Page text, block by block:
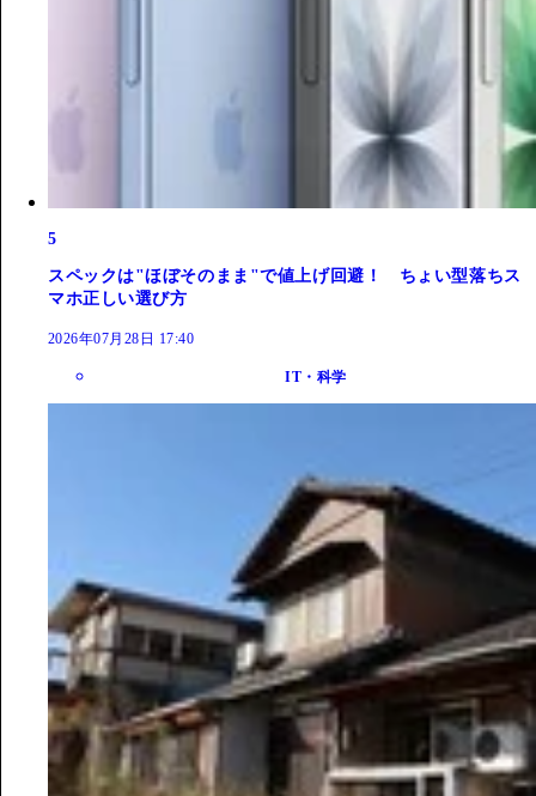
5
スペックは"ほぼそのまま"で値上げ回避！ ちょい型落ちス
マホ正しい選び方
2026年07月28日 17:40
IT・科学